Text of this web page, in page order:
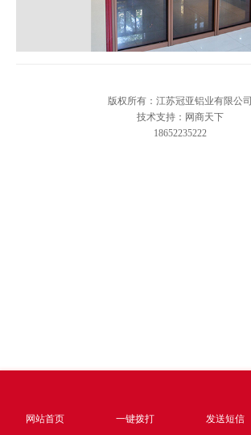
版权所有：江苏冠亚铝业有限公司
技术支持：网商天下
18652235222
网站首页 一键拨打 发送短信